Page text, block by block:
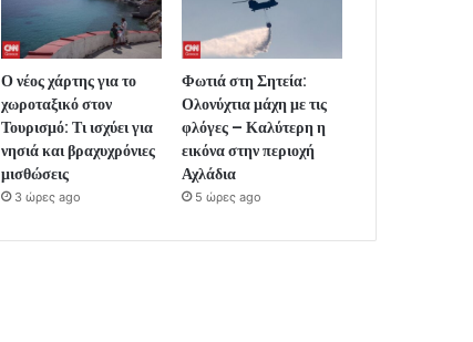
Ο νέος χάρτης για το
χωροταξικό στον
Τουρισμό: Τι ισχύει για
νησιά και βραχυχρόνιες
μισθώσεις
3 ώρες ago
Φωτιά στη Σητεία:
Ολονύχτια μάχη με τις
φλόγες – Καλύτερη η
εικόνα στην περιοχή
Αχλάδια
5 ώρες ago